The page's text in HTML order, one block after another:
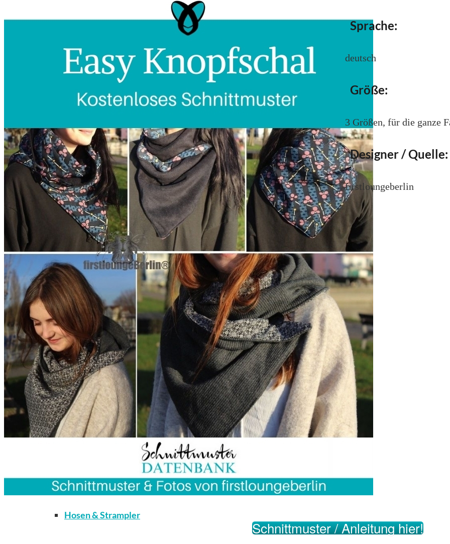
Männer
Accessoires
Kleidung
Kinder
Accessoires
Kleidung
Bodys / Unterwäsche / Weiteres
Hosen & Strampler
Sprache:
deutsch
Größe:
3 Größen, für die ganze
Designer / Quelle:
firstloungeberlin
Schnittmuster / Anleitung hier!